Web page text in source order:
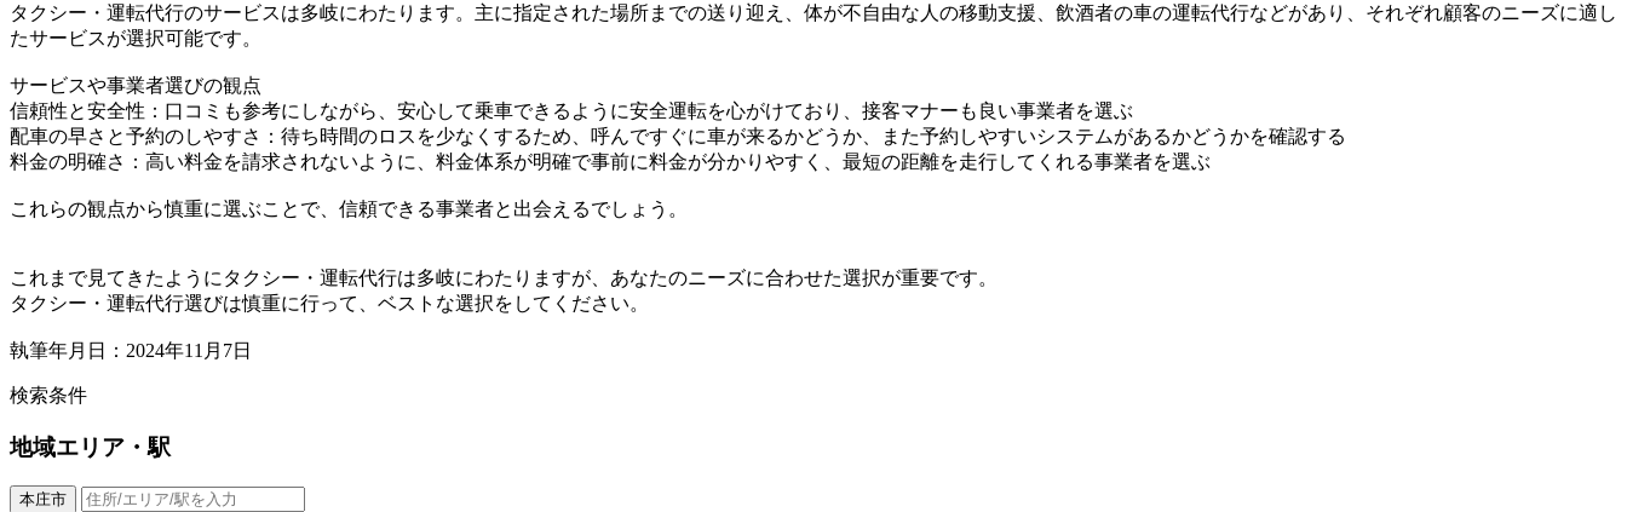
タクシー・運転代行のサービスは多岐にわたります。主に指定された場所までの送り迎え、体が不自由な人の移動支援、飲酒者の車の運転代行などがあり、それぞれ顧客のニーズに適し
たサービスが選択可能です。
サービスや事業者選びの観点
信頼性と安全性：口コミも参考にしながら、安心して乗車できるように安全運転を心がけており、接客マナーも良い事業者を選ぶ
配車の早さと予約のしやすさ：待ち時間のロスを少なくするため、呼んですぐに車が来るかどうか、また予約しやすいシステムがあるかどうかを確認する
料金の明確さ：高い料金を請求されないように、料金体系が明確で事前に料金が分かりやすく、最短の距離を走行してくれる事業者を選ぶ
これらの観点から慎重に選ぶことで、信頼できる事業者と出会えるでしょう。
これまで見てきたようにタクシー・運転代行は多岐にわたりますが、あなたのニーズに合わせた選択が重要です。
タクシー・運転代行選びは慎重に行って、ベストな選択をしてください。
執筆年月日：2024年11月7日
検索条件
地域エリア・駅
本庄市